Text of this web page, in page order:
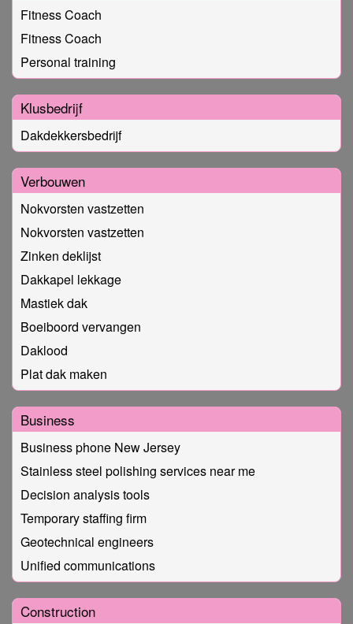
Fitness Coach
Fitness Coach
Personal training
Klusbedrijf
Dakdekkersbedrijf
Verbouwen
Nokvorsten vastzetten
Nokvorsten vastzetten
Zinken deklijst
Dakkapel lekkage
Mastiek dak
Boeiboord vervangen
Daklood
Plat dak maken
Business
Business phone New Jersey
Stainless steel polishing services near me
Decision analysis tools
Temporary staffing firm
Geotechnical engineers
Unified communications
Construction